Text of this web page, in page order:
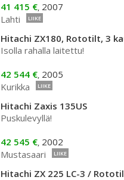
41 415 €, 2007
Lahti
LIIKE
Hitachi ZX180, Rototilt, 3
Isolla rahalla laitettu!
42 544 €, 2005
Kurikka
LIIKE
Hitachi Zaxis 135US
Puskulevyllä!
42 545 €, 2002
Mustasaari
LIIKE